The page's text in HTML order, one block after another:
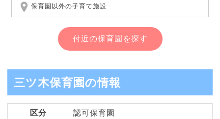
保育園以外の子育て施設
付近の保育園を探す
三ツ木保育園の情報
区分 認可保育園